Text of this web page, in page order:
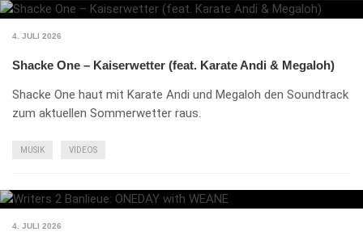
4. JULI 2026
Shacke One – Kaiserwetter (feat. Karate Andi & Megaloh)
Shacke One haut mit Karate Andi und Megaloh den Soundtrack
zum aktuellen Sommerwetter raus.
MUSIK VIDEOS
4. JULI 2026